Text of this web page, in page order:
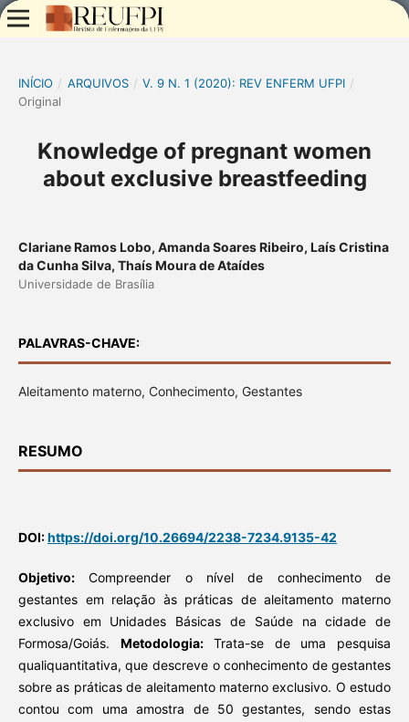
INÍCIO / ARQUIVOS / V. 9 N. 1 (2020): REV ENFERM UFPI /
Original
Knowledge of pregnant women
about exclusive breastfeeding
Clariane Ramos Lobo, Amanda Soares Ribeiro, Laís Cristina
da Cunha Silva, Thaís Moura de Ataídes
Universidade de Brasília
PALAVRAS-CHAVE:
Aleitamento materno, Conhecimento, Gestantes
RESUMO
DOI:https://doi.org/10.26694/2238-7234.9135-42
Objetivo:Compreender o nível de conhecimento de
gestantes em relação às práticas de aleitamento materno
exclusivo em Unidades Básicas de Saúde na cidade de
Formosa/Goiás. Metodologia:Trata-se de uma pesquisa
qualiquantitativa, que descreve o conhecimento de gestantes
sobre as práticas de aleitamento materno exclusivo. O estudo
contou com uma amostra de 50 gestantes, sendo estas